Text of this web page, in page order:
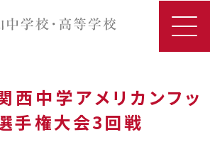
西中学アメリカンフッ
手権大会3回戦